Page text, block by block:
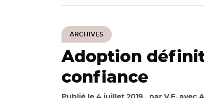
ARCHIVES
Adoption
confiance